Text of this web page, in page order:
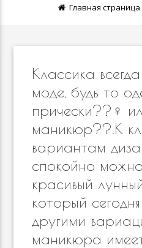
Главная страница
Классика
моде, будь то
прически??‍♀️
маникюр??.К
вариантам
спокойно
красивый
который
другими
маникюра